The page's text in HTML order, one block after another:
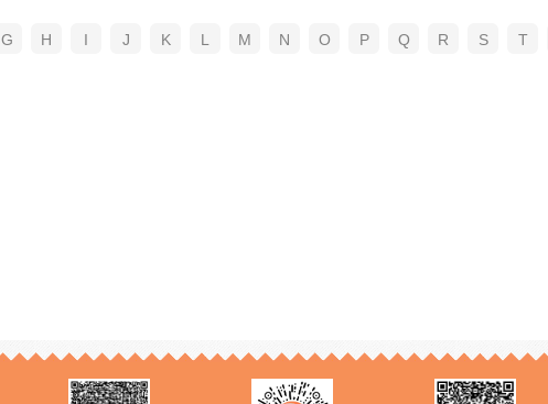
G H I J K L M N O P Q R S T